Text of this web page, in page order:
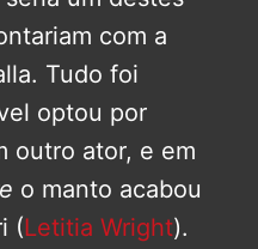
com a
Tudo foi
optou por
outro ator, e em
o manto acabou
(Letitia Wright).